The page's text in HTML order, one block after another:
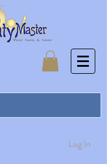
Log In